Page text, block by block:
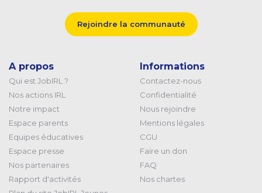
Rejoindre la communauté
A propos
Qui est JobIRL ?
Nos actions IRL
Notre impact
Espace parents
Equipes éducatives
Espace presse
Nos partenaires
Rapport d'activités
Informations
Contactez-nous
Confidentialité
Nous rejoindre
Mentions légales
CGU
Faire un don
FAQ
Nos chartes